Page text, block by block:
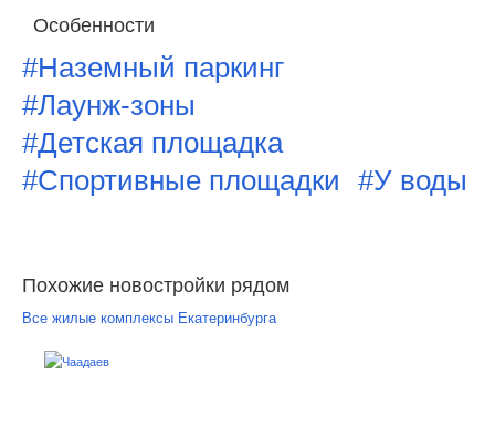
Особенности
#Наземный паркинг
#Лаунж-зоны
#Детская площадка
#Спортивные площадки
#У воды
Похожие новостройки рядом
Все жилые комплексы Екатеринбурга